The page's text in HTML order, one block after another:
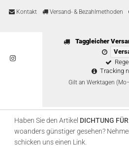
Kontakt Versand- & Bezahlmethoden
Taggleicher
Tracking
Gilt an Werktagen
Haben Sie den Artikel DICHTUNG
woanders günstiger gesehen?
schicken uns einen Link.